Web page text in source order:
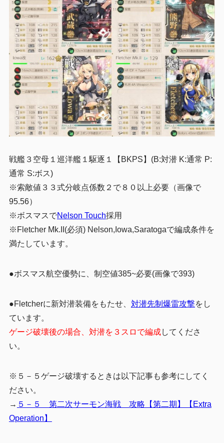
戦艦３空母１巡洋艦１駆逐１【BKPS】(B:対潜 K:通常 P:
通常 S:ボス)
※索敵値３３式分岐点係数２で８０以上必要（画像で
95.56）
※ボスマスでNelson Touch採用
※Fletcher Mk.II(必須) Nelson,Iowa,Saratogaで編成条件を
満たしています。
●ボスマス航空優勢に、制空値385~必要(画像で393)
●Fletcherに新対潜装備をもたせ、 対潜先制爆雷攻撃をし
ています。
ゲージ破壊後の場合、対潜を３スロで編成してくださ
い。
※５－５ゲージ破壊するときは以下記事も参考にしてく
ださい。
→ ５－５ 第二次サーモン海戦 攻略【第二期】【Extra
Operation】